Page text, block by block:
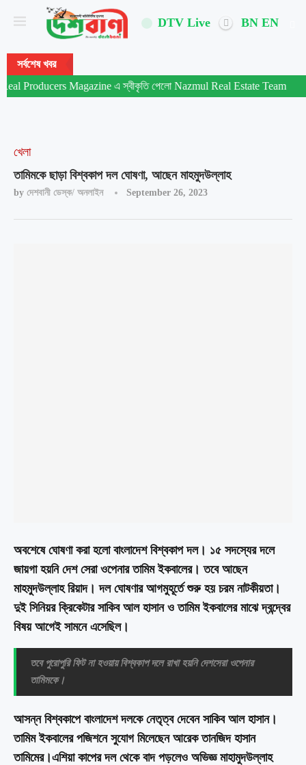
DTV Live BN EN
সর্বশেষ খবর
Magazine এ স্বীকৃতি পেলো Nazmul Real Estate Team
খেলা
তামিমকে ছাড়া বিশ্বকাপ দল ঘোষণা, আছেন মাহমুদউল্লাহ
by দেশবানী ডেস্ক/ অনলাইন September 26, 2023
অবশেষে ঘোষণা করা হলো বাংলাদেশ বিশ্বকাপ দল। ১৫ সদস্যের দলে
জায়গা হয়নি দেশ সেরা ওপেনার তামিম ইকবালের। তবে আছেন
মাহমুদউল্লাহ রিয়াদ। দল ঘোষণার আগমুহূর্তে শুরু হয় চরম নাটকীয়তা।
দুই সিনিয়র ক্রিকেটার সাকিব আল হাসান ও তামিম ইকবালের মাঝে দ্বন্দ্বের
বিষয় আগেই সামনে এসেছিল।
তবে পুরোপুরি ফিট না হওয়ায় বিশ্বকাপ দলে রাখা হয়নি দেশসেরা ওপেনার
তামিমকে।
আসন্ন বিশ্বকাপে বাংলাদেশ দলকে নেতৃত্ব দেবেন সাকিব আল হাসান।
তামিম ইকবালের পজিশনে সুযোগ মিলেছেন আরেক তানজিদ হাসান
তামিমের।এশিয়া কাপের দল থেকে বাদ পড়লেও অভিজ্ঞ মাহামুদউল্লাহ